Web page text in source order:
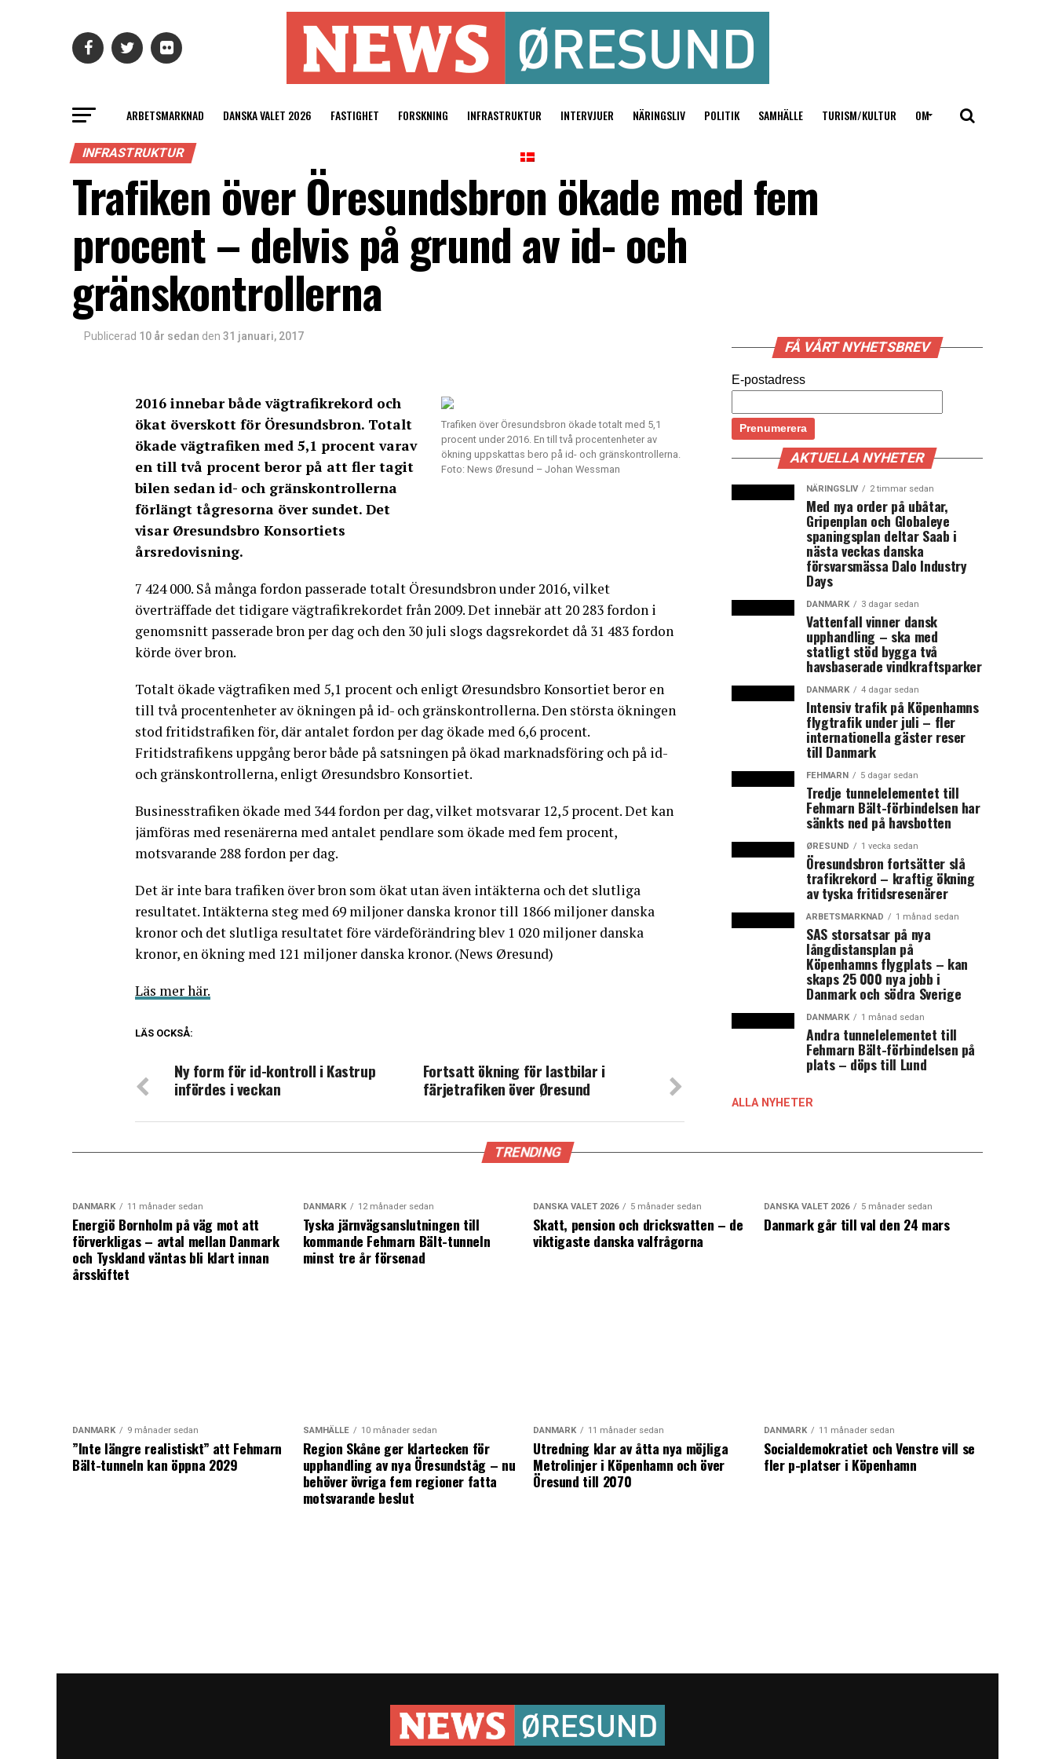
ARBETSMARKNAD DANSKA VALET 2026 FASTIGHET FORSKNING INFRASTRUKTUR INTERVJUER NÄRINGSLIV POLITIK SAMHÄLLE TURISM/KULTUR OM
INFRASTRUKTUR
Trafiken över Öresundsbron ökade med fem
procent – delvis på grund av id- och
gränskontrollerna
Publicerad 10 år sedan den 31 januari, 2017
Trafiken över Öresundsbron ökade totalt med 5,1
procent under 2016. En till två procentenheter av
ökning uppskattas bero på id- och gränskontrollerna.
Foto: News Øresund – Johan Wessman
2016 innebar både vägtrafikrekord och
ökat överskott för Öresundsbron. Totalt
ökade vägtrafiken med 5,1 procent varav
en till två procent beror på att fler tagit
bilen sedan id- och gränskontrollerna
förlängt tågresorna över sundet. Det
visar Øresundsbro Konsortiets
årsredovisning.
7 424 000. Så många fordon passerade totalt Öresundsbron under 2016, vilket
överträffade det tidigare vägtrafikrekordet från 2009. Det innebär att 20 283 fordon i
genomsnitt passerade bron per dag och den 30 juli slogs dagsrekordet då 31 483 fordon
körde över bron.
Totalt ökade vägtrafiken med 5,1 procent och enligt Øresundsbro Konsortiet beror en
till två procentenheter av ökningen på id- och gränskontrollerna. Den största ökningen
stod fritidstrafiken för, där antalet fordon per dag ökade med 6,6 procent.
Fritidstrafikens uppgång beror både på satsningen på ökad marknadsföring och på id-
och gränskontrollerna, enligt Øresundsbro Konsortiet.
Businesstrafiken ökade med 344 fordon per dag, vilket motsvarar 12,5 procent. Det kan
jämföras med resenärerna med antalet pendlare som ökade med fem procent,
motsvarande 288 fordon per dag.
Det är inte bara trafiken över bron som ökat utan även intäkterna och det slutliga
resultatet. Intäkterna steg med 69 miljoner danska kronor till 1866 miljoner danska
kronor och det slutliga resultatet före värdeförändring blev 1 020 miljoner danska
kronor, en ökning med 121 miljoner danska kronor. (News Øresund)
Läs mer här.
LÄS OCKSÅ:
Fortsatt ökning för lastbilar i
färjetrafiken över Øresund
Ny form för id-kontroll i Kastrup
infördes i veckan
FÅ VÅRT NYHETSBREV
E-postadress
AKTUELLA NYHETER
NÄRINGSLIV 2 timmar sedan
Med nya order på ubåtar,
Gripenplan och Globaleye
spaningsplan deltar Saab i
nästa veckas danska
försvarsmässa Dalo Industry
Days
DANMARK 3 dagar sedan
Vattenfall vinner dansk
upphandling – ska med
statligt stöd bygga två
havsbaserade vindkraftsparker
DANMARK 4 dagar sedan
Intensiv trafik på Köpenhamns
flygtrafik under juli – fler
internationella gäster reser
till Danmark
FEHMARN 5 dagar sedan
Tredje tunnelelementet till
Fehmarn Bält-förbindelsen har
sänkts ned på havsbotten
ØRESUND 1 vecka sedan
Öresundsbron fortsätter slå
trafikrekord – kraftig ökning
av tyska fritidsresenärer
ARBETSMARKNAD 1 månad sedan
SAS storsatsar på nya
långdistansplan på
Köpenhamns flygplats – kan
skaps 25 000 nya jobb i
Danmark och södra Sverige
DANMARK 1 månad sedan
Andra tunnelelementet till
Fehmarn Bält-förbindelsen på
plats – döps till Lund
ALLA NYHETER
TRENDING
DANMARK 11 månader sedan
Energiö Bornholm på väg mot att
förverkligas – avtal mellan Danmark
och Tyskland väntas bli klart innan
årsskiftet
DANMARK 12 månader sedan
Tyska järnvägsanslutningen till
kommande Fehmarn Bält-tunneln
minst tre år försenad
DANSKA VALET 2026 5 månader sedan
Skatt, pension och dricksvatten – de
viktigaste danska valfrågorna
DANSKA VALET 2026 5 månader sedan
Danmark går till val den 24 mars
DANMARK 9 månader sedan
”Inte längre realistiskt” att Fehmarn
Bält-tunneln kan öppna 2029
SAMHÄLLE 10 månader sedan
Region Skåne ger klartecken för
upphandling av nya Öresundståg – nu
behöver övriga fem regioner fatta
motsvarande beslut
DANMARK 11 månader sedan
Utredning klar av åtta nya möjliga
Metrolinjer i Köpenhamn och över
Öresund till 2070
DANMARK 11 månader sedan
Socialdemokratiet och Venstre vill se
fler p-platser i Köpenhamn